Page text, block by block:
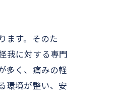
ます。そのた
我に対する専門
多く、痛みの軽
環境が整い、安